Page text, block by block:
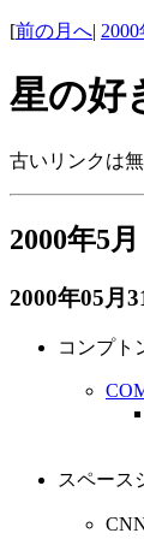
[前の月へ|
星の好
古いリンクは
2000年5月
2000年05月
コンプト
スペース